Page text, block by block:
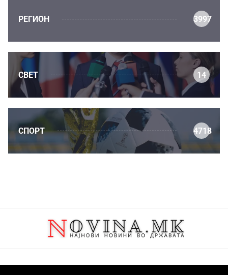
РЕГИОН 3997
СВЕТ 14
СПОРТ 4718